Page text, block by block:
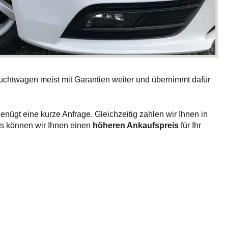
meist mit Garantien weiter und übernimmt dafür
eine kurze Anfrage. Gleichzeitig zahlen wir Ihnen in
können wir Ihnen einen höheren Ankaufspreis für Ihr